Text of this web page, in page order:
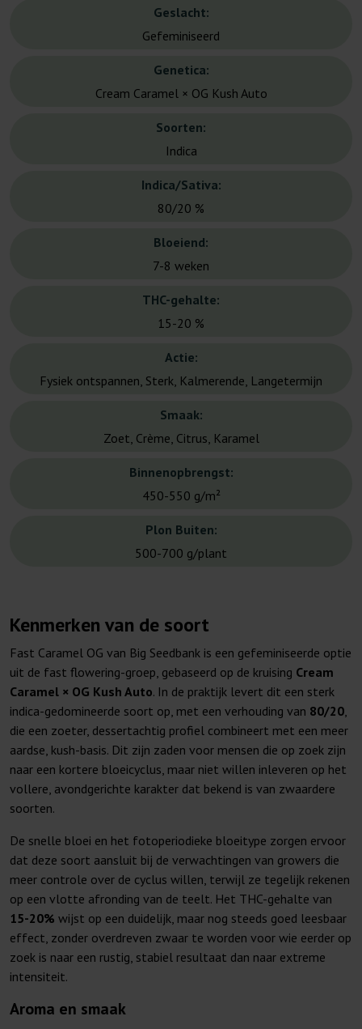
Geslacht:
Gefeminiseerd
Genetica:
Cream Caramel × OG Kush Auto
Soorten:
Indica
Indica/Sativa:
80/20 %
Bloeiend:
7-8 weken
THC-gehalte:
15-20 %
Actie:
Fysiek ontspannen, Sterk, Kalmerende, Langetermijn
Smaak:
Zoet, Crème, Citrus, Karamel
Binnenopbrengst:
450-550 g/m²
Plon Buiten:
500-700 g/plant
Kenmerken van de soort
Fast Caramel OG van Big Seedbank is een gefeminiseerde optie
uit de fast flowering-groep, gebaseerd op de kruising Cream
Caramel × OG Kush Auto. In de praktijk levert dit een sterk
indica-gedomineerde soort op, met een verhouding van 80/20,
die een zoeter, dessertachtig profiel combineert met een meer
aardse, kush-basis. Dit zijn zaden voor mensen die op zoek zijn
naar een kortere bloeicyclus, maar niet willen inleveren op het
vollere, avondgerichte karakter dat bekend is van zwaardere
soorten.
De snelle bloei en het fotoperiodieke bloeitype zorgen ervoor
dat deze soort aansluit bij de verwachtingen van growers die
meer controle over de cyclus willen, terwijl ze tegelijk rekenen
op een vlotte afronding van de teelt. Het THC-gehalte van
15-20% wijst op een duidelijk, maar nog steeds goed leesbaar
effect, zonder overdreven zwaar te worden voor wie eerder op
zoek is naar een rustig, stabiel resultaat dan naar extreme
intensiteit.
Aroma en smaak